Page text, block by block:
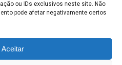
ou IDs exclusivos neste site. Não
pode afetar negativamente certos
Aceitarde divulgação, e não devem ser
de investimento.Leia mais